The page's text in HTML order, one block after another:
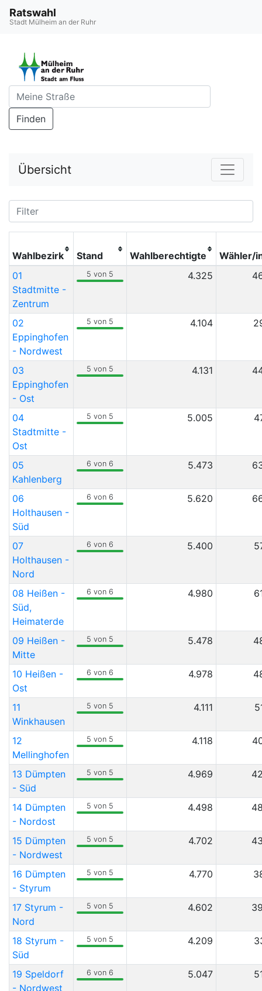
Ratswahl
Stadt Mülheim an der Ruhr
Finden
Übersicht
Wahlbezirk Stand Wahlberechtigte
Wähler/
01
Stadtmitte -
Zentrum
5 von 5 4.325
02
Eppinghofen
- Nordwest
5 von 5 4.104
03
Eppinghofen
- Ost
5 von 5 4.131
04
Stadtmitte -
Ost
5 von 5 5.005
05
Kahlenberg
6 von 6 5.473
06
Holthausen -
Süd
6 von 6 5.620
07
Holthausen -
Nord
6 von 6 5.400
08 Heißen -
Süd,
Heimaterde
6 von 6 4.980
09 Heißen -
Mitte
5 von 5 5.478
10 Heißen -
Ost
6 von 6 4.978
11
Winkhausen
5 von 5 4.111
12
Mellinghofen
5 von 5 4.118
13 Dümpten
- Süd
5 von 5 4.969
14 Dümpten
- Nordost
5 von 5 4.498
15 Dümpten
- Nordwest
5 von 5 4.702
16 Dümpten
- Styrum
5 von 5 4.770
17 Styrum -
Nord
5 von 5 4.602
18 Styrum -
Süd
5 von 5 4.209
19 Speldorf
- Nordwest
6 von 6 5.047